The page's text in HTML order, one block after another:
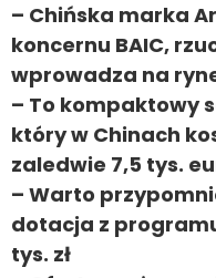
– Chińska marka
koncernu BAIC,
wprowadza na
– To kompaktowy
który w Chinach
zaledwie 7,5 tys.
– Warto
dotacja z
tys. zł